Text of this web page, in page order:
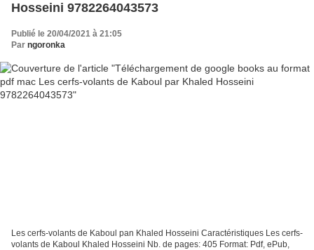
Hosseini 9782264043573
Publié le 20/04/2021 à 21:05
Par ngoronka
Les cerfs-volants de Kaboul pan Khaled Hosseini Caractéristiques Les cerfs-
volants de Kaboul Khaled Hosseini Nb. de pages: 405 Format: Pdf, ePub,